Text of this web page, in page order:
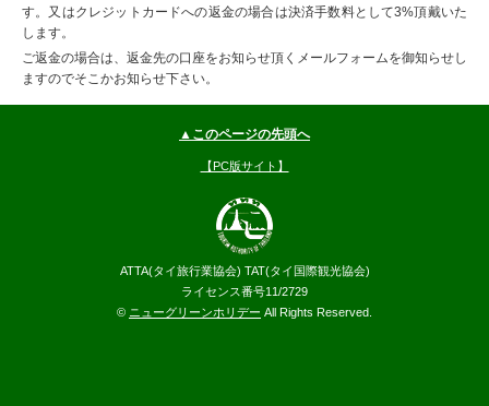
す。又はクレジットカードへの返金の場合は決済手数料として3%頂戴いた
します。
ご返金の場合は、返金先の口座をお知らせ頂くメールフォームを御知らせし
ますのでそこかお知らせ下さい。
▲このページの先頭へ
【PC版サイト】
ATTA(タイ旅行業協会) TAT(タイ国際観光協会)
ライセンス番号11/2729
© ニューグリーンホリデー All Rights Reserved.